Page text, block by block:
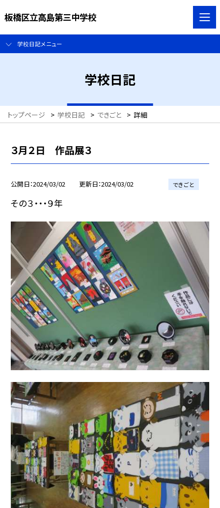
板橋区立高島第三中学校
学校日記メニュー
学校日記
トップページ > 学校日記 > できごと > 詳細
３月２日 作品展３
公開日 2024/03/02 更新日 2024/03/02 できごと
その３・・・９年